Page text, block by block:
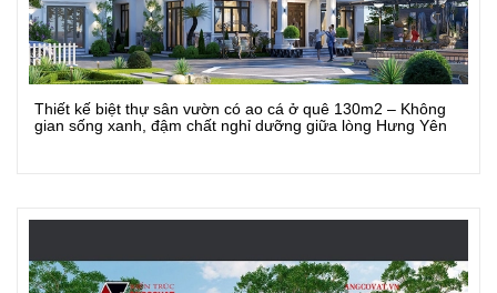
Xem Chi Tiết
Thiết kế biệt thự sân vườn có ao cá ở quê 130m2 – Không
gian sống xanh, đậm chất nghỉ dưỡng giữa lòng Hưng Yên